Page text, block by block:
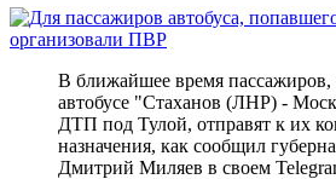
В ближайшее время пассажиров,
автобусе "Стаханов (ЛНР) -
ДТП под Тулой, отправят к их
назначения, как сообщил
Дмитрий Миляев в своем